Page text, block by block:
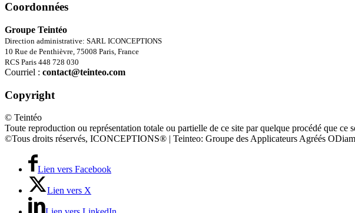
Coordonnées
Groupe Teintéo
Direction administrative: SARL ICONCEPTIONS
10 Rue de Penthièvre, 75008 Paris, France
RCS Paris 448 728 030
Courriel : contact@teinteo.com
Copyright
© Teintéo
Toute reproduction ou représentation totale ou partielle de ce site par quelque procédé que ce
©Tous droits réservés, ICONCEPTIONS® | Teinteo: Groupe des Applicateurs Agréés ODiam
Lien vers Facebook
Lien vers X